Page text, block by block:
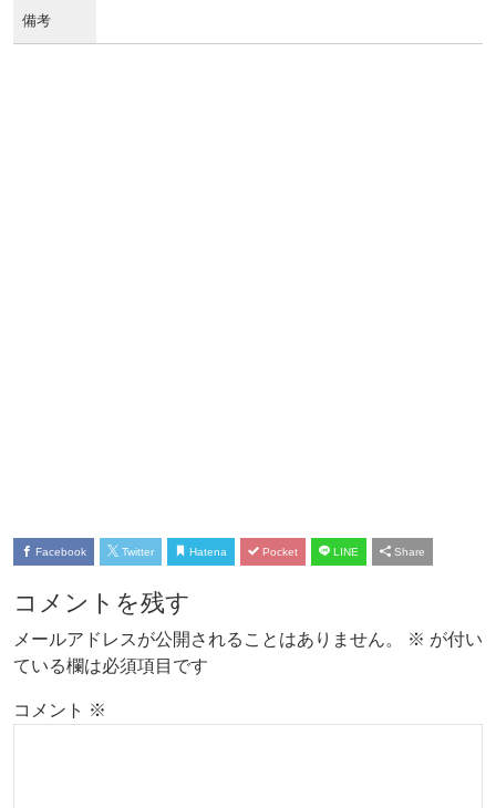
備考
Facebook Twitter Hatena Pocket LINE Share
コメントを残す
メールアドレスが公開されることはありません。 ※ が付い
ている欄は必須項目です
コメント ※